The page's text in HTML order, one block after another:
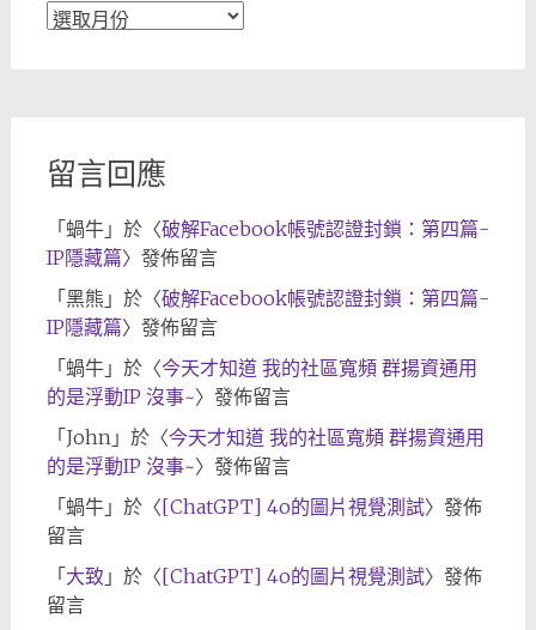
文
留言回應
「蝸牛」於〈破解Facebook帳號認證封鎖：第四篇-
IP隱藏篇〉發佈留言
「黑熊 」於〈破解Facebook帳號認證封鎖：第四篇-
IP隱藏篇〉發佈留言
「蝸牛」於〈今天才知道 我的社區寬頻 群揚資通用
的是浮動IP 沒事~〉發佈留言
「John 」於〈今天才知道 我的社區寬頻 群揚資通用
的是浮動IP 沒事~〉發佈留言
「蝸牛」於〈[ChatGPT] 4o的圖片視覺測試〉發佈
留言
「大致 」於〈[ChatGPT] 4o的圖片視覺測試〉發佈
留言